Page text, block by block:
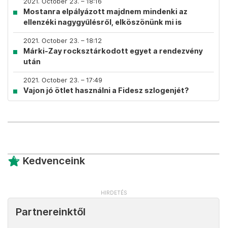
Mostanra elpályázott majdnem mindenki az
ellenzéki nagygyűlésről, elköszönünk mi is
2021. October 23. – 18:12
Márki-Zay rocksztárkodott egyet a rendezvény
után
2021. October 23. – 17:49
Vajon jó ötlet használni a Fidesz szlogenjét?
Kedvenceink
Partnereinktől